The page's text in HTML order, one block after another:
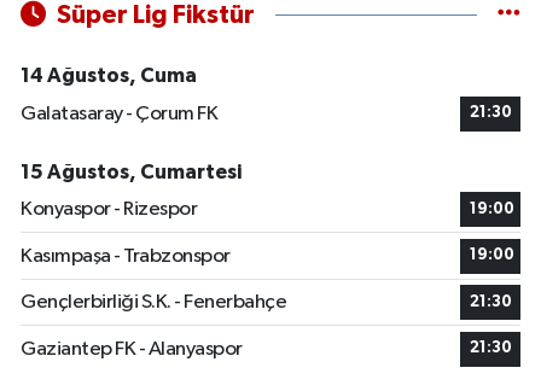
Süper Lig Fikstür
14 Ağustos, Cuma
Galatasaray - Çorum FK
21:30
15 Ağustos, Cumartesi
Konyaspor - Rizespor
19:00
Kasımpaşa - Trabzonspor 19:00
Gençlerbirliği S.K. - Fenerbahçe 21:30
Gaziantep FK - Alanyaspor 21:30